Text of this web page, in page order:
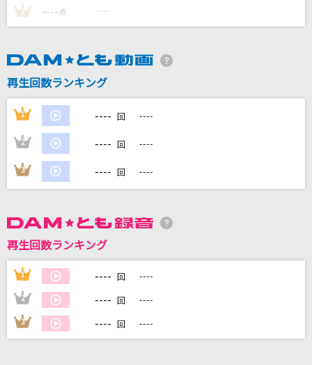
うやむや
SixTONES
DAMの新曲・ランキングなど
カラオケ最新情報をチェック！
カラオケをもっと楽しもう！
3 ---- 点 ----
再生回数ランキング
1 ---- 回 ----
2 ---- 回 ----
3 ---- 回 ----
再生回数ランキング
1 ---- 回 ----
2 ---- 回 ----
3 ---- 回 ----